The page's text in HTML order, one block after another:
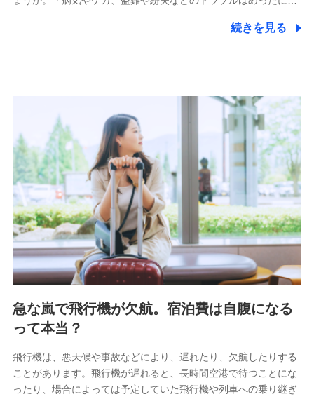
続きを見る
急な嵐で飛行機が欠航。宿泊費は自腹になる
って本当？
飛行機は、悪天候や事故などにより、遅れたり、欠航したりする
ことがあります。飛行機が遅れると、長時間空港で待つことにな
ったり、場合によっては予定していた飛行機や列車への乗り継ぎ